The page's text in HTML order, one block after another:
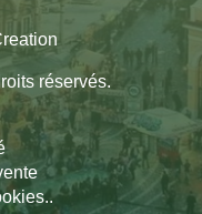
réservés.
.